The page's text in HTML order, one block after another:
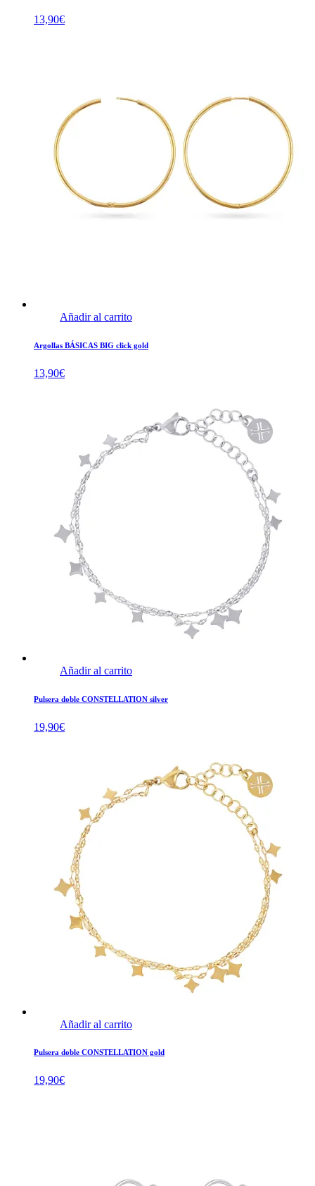
13,90€
Añadir al carrito
Argollas BÁSICAS BIG click gold
13,90€
Añadir al carrito
Pulsera doble CONSTELLATION silver
19,90€
Añadir al carrito
Pulsera doble CONSTELLATION gold
19,90€